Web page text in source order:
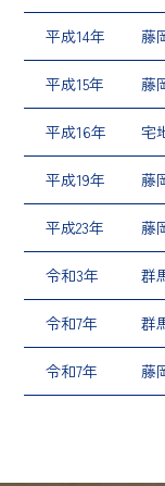
平成14年 藤
平成15年 藤
平成16年 宅
平成19年 藤
平成23年 藤
令和3年 群
令和7年 群
令和7年 藤